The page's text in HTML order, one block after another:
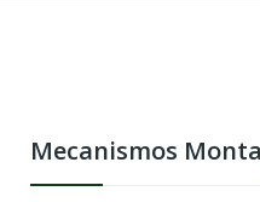
Mecanismos